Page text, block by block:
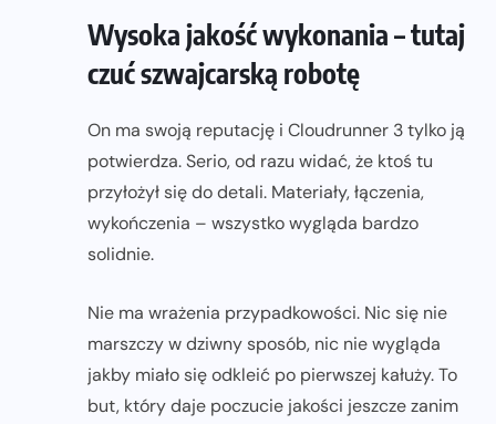
Wysoka jakość wykonania – tutaj
czuć szwajcarską robotę
On ma swoją reputację i Cloudrunner 3 tylko ją
potwierdza. Serio, od razu widać, że ktoś tu
przyłożył się do detali. Materiały, łączenia,
wykończenia – wszystko wygląda bardzo
solidnie.
Nie ma wrażenia przypadkowości. Nic się nie
marszczy w dziwny sposób, nic nie wygląda
jakby miało się odkleić po pierwszej kałuży. To
but, który daje poczucie jakości jeszcze zanim